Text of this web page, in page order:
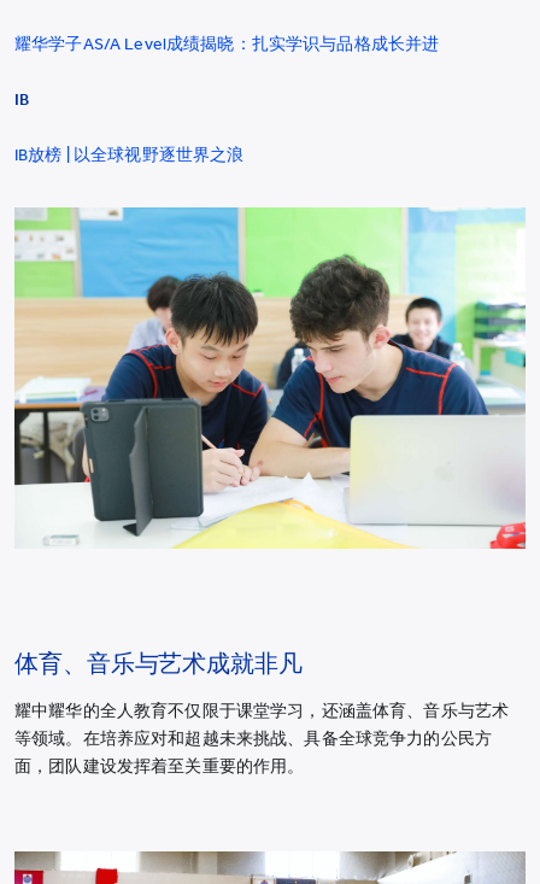
耀华学子AS/A Level成绩揭晓：扎实学识与品格成长并进
IB
IB放榜 | 以全球视野逐世界之浪
体育、音乐与艺术成就非凡
耀中耀华的全人教育不仅限于课堂学习，还涵盖体育、音乐与艺术
等领域。在培养应对和超越未来挑战、具备全球竞争力的公民方
面，团队建设发挥着至关重要的作用。